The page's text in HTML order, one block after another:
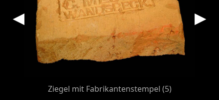
Ziegel mit Fabrikantenstempel (5)
◂ ▸